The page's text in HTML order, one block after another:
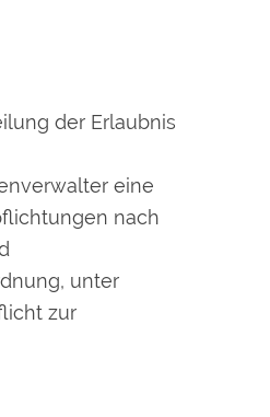
der Erlaubnis
eine
nach
unter
zur